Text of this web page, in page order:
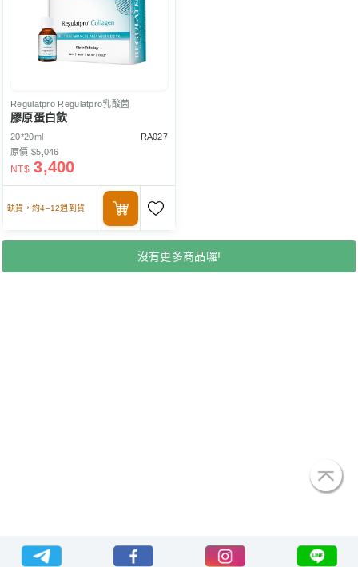
Regulatpro Regulatpro乳酸菌
膠原蛋白飲
20*20ml
RA027
原價 $5,046
NT$ 3,400
缺貨，約4–12週到貨
沒有更多商品囉!